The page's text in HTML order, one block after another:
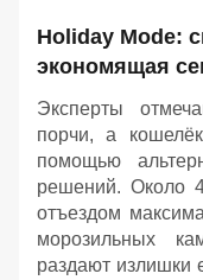
Holiday Mode:
экономящая
Эксперты
порчи, а
помощью
решений. Около
отъездом
морозильных
раздают излишки